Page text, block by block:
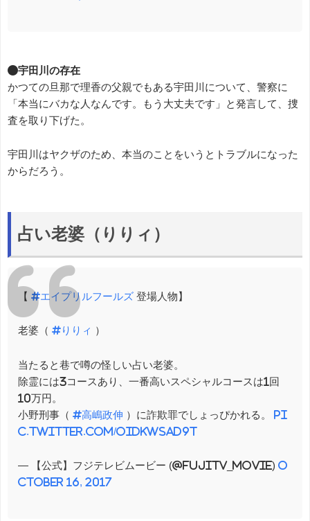
●宇田川の存在
かつての旦那で理香の父親でもある宇田川について、警察に
「本当にバカな人なんです。もう大丈夫です」と発言して、捜
査を取り下げた。
宇田川はヤクザのため、本当のことをいうとトラブルになった
からだろう。
占い老婆（りりィ）
【 #エイプリルフールズ 登場人物】
老婆（ #りりィ ）
当たると巷で噂の怪しい占い老婆。
除霊には3コースあり、一番高いスペシャルコースは1回
10万円。
小野刑事（ #高嶋政伸 ）に詐欺罪でしょっぴかれる。 pi
c.twitter.com/oidkwsad9t
— 【公式】フジテレビムービー (@fujitv_movie) O
ctober 16, 2017